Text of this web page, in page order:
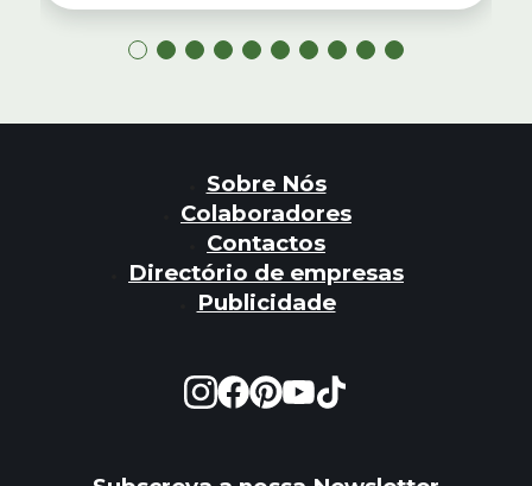
Sobre Nós
Colaboradores
Contactos
Directório de empresas
Publicidade